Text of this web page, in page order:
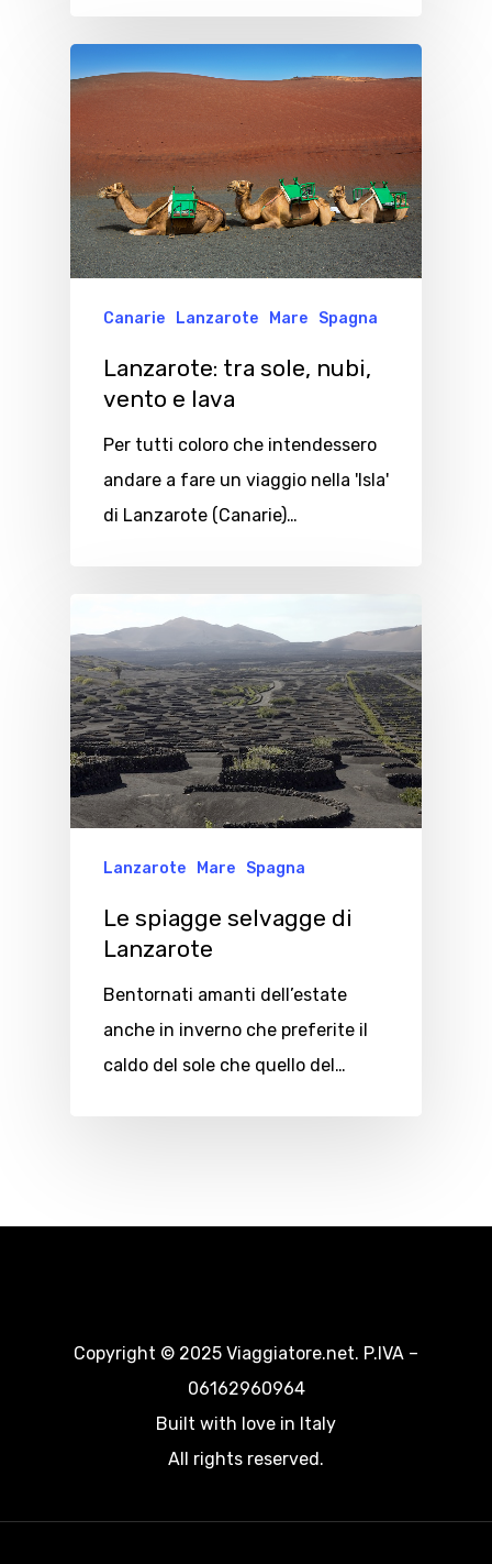
Canarie Lanzarote Mare Spagna
Lanzarote: tra sole, nubi,
vento e lava
Per tutti coloro che intendessero
andare a fare un viaggio nella 'Isla'
di Lanzarote (Canarie)…
Lanzarote Mare Spagna
Le spiagge selvagge di
Lanzarote
Bentornati amanti dell’estate
anche in inverno che preferite il
caldo del sole che quello del…
Copyright © 2025 Viaggiatore.net. P.IVA –
06162960964
Built with love in Italy
All rights reserved.